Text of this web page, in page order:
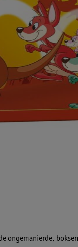
ongemanierde,